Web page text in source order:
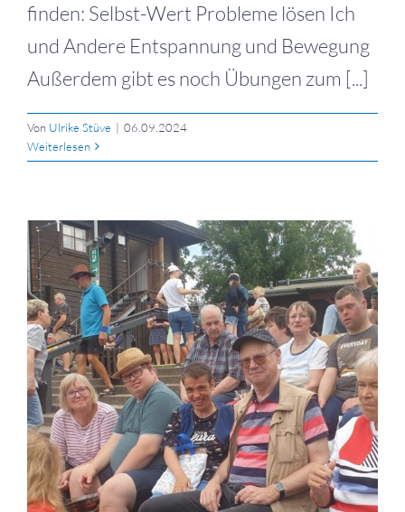
finden: Selbst-Wert Probleme lösen Ich
und Andere Entspannung und Bewegung
Außerdem gibt es noch Übungen zum [...]
Von Ulrike Stüve | 06.09.2024
Weiterlesen